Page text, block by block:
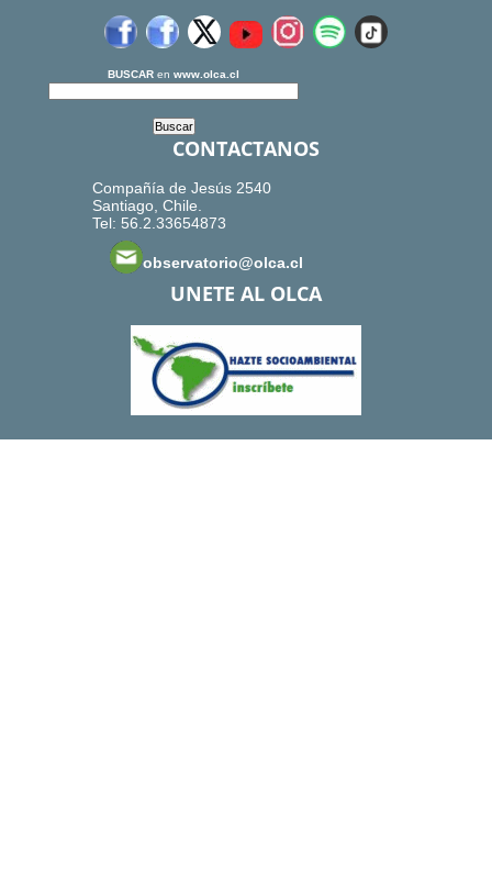
BUSCAR en www.olca.cl
CONTACTANOS
Compañía de Jesús 2540
Santiago, Chile.
Tel: 56.2.33654873
observatorio@olca.cl
UNETE AL OLCA